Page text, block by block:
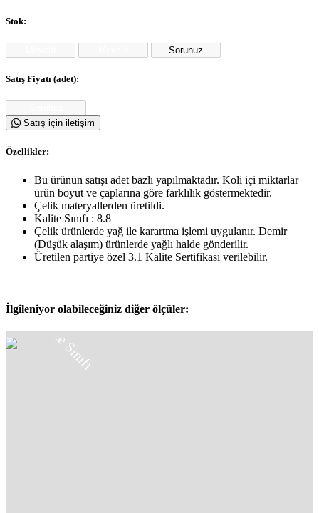
Stok:
Satış Fiyatı (adet):
Satış için iletişim
Özellikler:
Bu ürünün satışı adet bazlı yapılmaktadır. Koli içi miktarlar
ürün boyut ve çaplarına göre farklılık göstermektedir.
Çelik materyallerden üretildi.
Kalite Sınıfı : 8.8
Çelik ürünlerde yağ ile karartma işlemi uygulanır. Demir
(Düşük alaşım) ürünlerde yağlı halde gönderilir.
Üretilen partiye özel 3.1 Kalite Sertifikası verilebilir.
İlgileniyor olabileceğiniz diğer ölçüler:
8.8
Kalite Sınıfı